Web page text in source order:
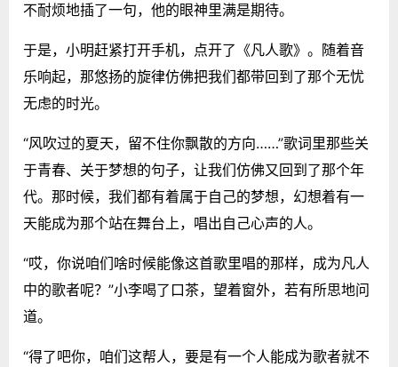
不耐烦地插了一句，他的眼神里满是期待。
于是，小明赶紧打开手机，点开了《凡人歌》。随着音
乐响起，那悠扬的旋律仿佛把我们都带回到了那个无忧
无虑的时光。
“风吹过的夏天，留不住你飘散的方向……”歌词里那些关
于青春、关于梦想的句子，让我们仿佛又回到了那个年
代。那时候，我们都有着属于自己的梦想，幻想着有一
天能成为那个站在舞台上，唱出自己心声的人。
“哎，你说咱们啥时候能像这首歌里唱的那样，成为凡人
中的歌者呢？”小李喝了口茶，望着窗外，若有所思地问
道。
“得了吧你，咱们这帮人，要是有一个人能成为歌者就不